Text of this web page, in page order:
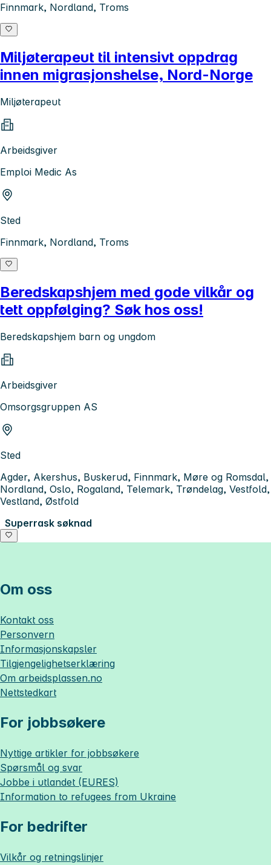
Finnmark, Nordland, Troms
Miljøterapeut til intensivt oppdrag
innen migrasjonshelse, Nord-Norge
Miljøterapeut
Arbeidsgiver
Emploi Medic As
Sted
Finnmark, Nordland, Troms
Beredskapshjem med gode vilkår og
tett oppfølging? Søk hos oss!
Beredskapshjem barn og ungdom
Arbeidsgiver
Omsorgsgruppen AS
Sted
Agder, Akershus, Buskerud, Finnmark, Møre og Romsdal,
Nordland, Oslo, Rogaland, Telemark, Trøndelag, Vestfold,
Vestland, Østfold
Superrask søknad
Om oss
Kontakt oss
Personvern
Informasjonskapsler
Tilgjengelighetserklæring
Om arbeidsplassen.no
Nettstedkart
For jobbsøkere
Nyttige artikler for jobbsøkere
Spørsmål og svar
Jobbe i utlandet (EURES)
Information to refugees from Ukraine
For bedrifter
Vilkår og retningslinjer